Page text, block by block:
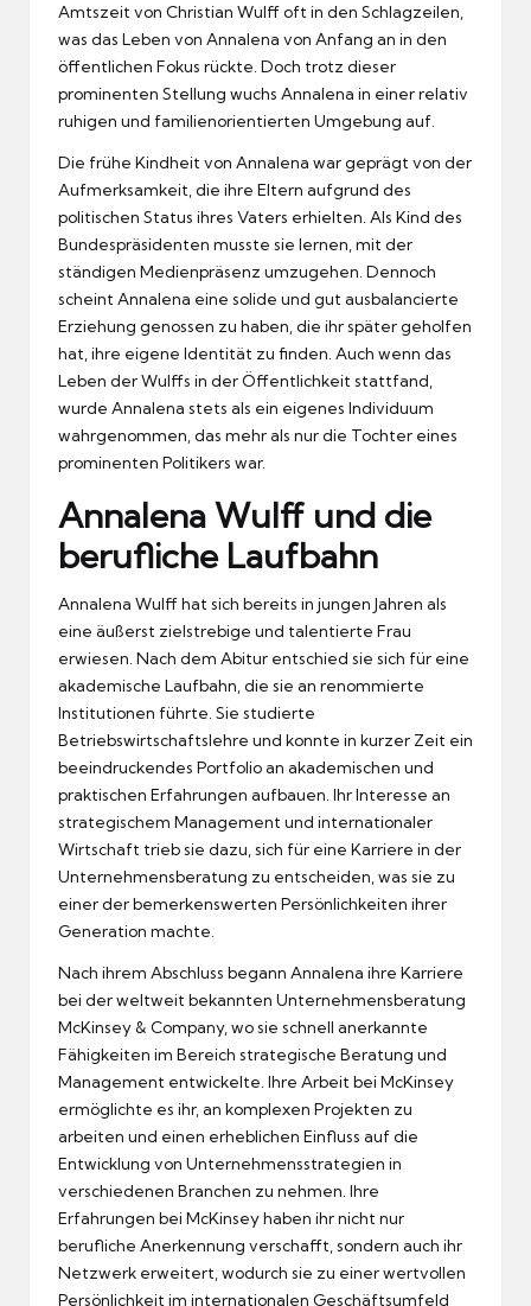
Amtszeit von Christian Wulff oft in den Schlagzeilen,
was das Leben von Annalena von Anfang an in den
öffentlichen Fokus rückte. Doch trotz dieser
prominenten Stellung wuchs Annalena in einer relativ
ruhigen und familienorientierten Umgebung auf.
Die frühe Kindheit von Annalena war geprägt von der
Aufmerksamkeit, die ihre Eltern aufgrund des
politischen Status ihres Vaters erhielten. Als Kind des
Bundespräsidenten musste sie lernen, mit der
ständigen Medienpräsenz umzugehen. Dennoch
scheint Annalena eine solide und gut ausbalancierte
Erziehung genossen zu haben, die ihr später geholfen
hat, ihre eigene Identität zu finden. Auch wenn das
Leben der Wulffs in der Öffentlichkeit stattfand,
wurde Annalena stets als ein eigenes Individuum
wahrgenommen, das mehr als nur die Tochter eines
prominenten Politikers war.
Annalena Wulff und die
berufliche Laufbahn
Annalena Wulff hat sich bereits in jungen Jahren als
eine äußerst zielstrebige und talentierte Frau
erwiesen. Nach dem Abitur entschied sie sich für eine
akademische Laufbahn, die sie an renommierte
Institutionen führte. Sie studierte
Betriebswirtschaftslehre und konnte in kurzer Zeit ein
beeindruckendes Portfolio an akademischen und
praktischen Erfahrungen aufbauen. Ihr Interesse an
strategischem Management und internationaler
Wirtschaft trieb sie dazu, sich für eine Karriere in der
Unternehmensberatung zu entscheiden, was sie zu
einer der bemerkenswerten Persönlichkeiten ihrer
Generation machte.
Nach ihrem Abschluss begann Annalena ihre Karriere
bei der weltweit bekannten Unternehmensberatung
McKinsey & Company, wo sie schnell anerkannte
Fähigkeiten im Bereich strategische Beratung und
Management entwickelte. Ihre Arbeit bei McKinsey
ermöglichte es ihr, an komplexen Projekten zu
arbeiten und einen erheblichen Einfluss auf die
Entwicklung von Unternehmensstrategien in
verschiedenen Branchen zu nehmen. Ihre
Erfahrungen bei McKinsey haben ihr nicht nur
berufliche Anerkennung verschafft, sondern auch ihr
Netzwerk erweitert, wodurch sie zu einer wertvollen
Persönlichkeit im internationalen Geschäftsumfeld